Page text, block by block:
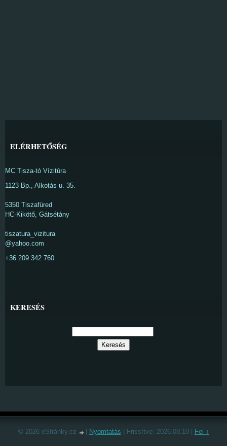
ELÉRHETŐSÉG
MC Tisza-tó Vízitúra
1123 Bp., Alkotás u. 35.
5350 Tiszafüred
HC-Kikötő, Gátsétány
tiszatura_vizitura
@yahoo.com
+36 209 342 760
KERESÉS
© 2026 eStránky.cz Nyomtatás Frissítve: 2026.08.10| Fel ↑